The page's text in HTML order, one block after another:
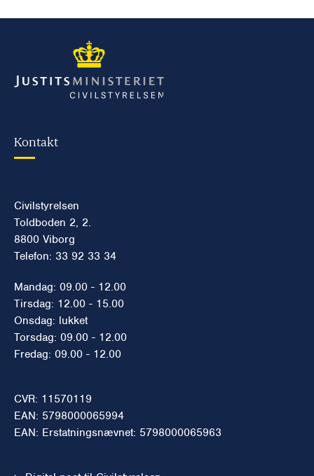
Kontakt
Civilstyrelsen
Toldboden 2, 2.
8800 Viborg
Telefon: 33 92 33 34
Mandag: 09.00 - 12.00
Tirsdag: 12.00 - 15.00
Onsdag: lukket
Torsdag: 09.00 - 12.00
Fredag: 09.00 - 12.00
CVR: 11570119
EAN: 5798000065994
EAN: Erstatningsnævnet: 5798000065963